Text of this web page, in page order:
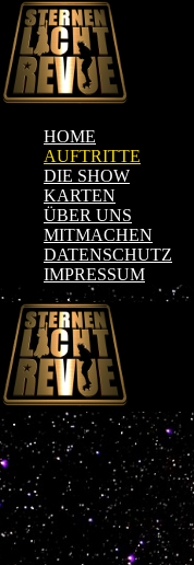
HOME
AUFTRITTE
DIE SHOW
KARTEN
ÜBER UNS
MITMACHEN
DATENSCHUTZ
IMPRESSUM